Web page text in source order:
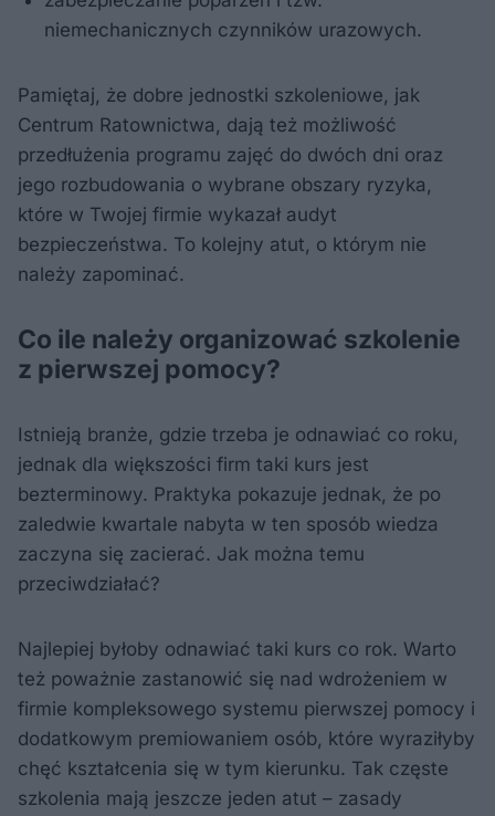
niemechanicznych czynników urazowych.
Pamiętaj, że dobre jednostki szkoleniowe, jak
Centrum Ratownictwa, dają też możliwość
przedłużenia programu zajęć do dwóch dni oraz
jego rozbudowania o wybrane obszary ryzyka,
które w Twojej firmie wykazał audyt
bezpieczeństwa. To kolejny atut, o którym nie
należy zapominać.
Co ile należy organizować szkolenie
z pierwszej pomocy?
Istnieją branże, gdzie trzeba je odnawiać co roku,
jednak dla większości firm taki kurs jest
bezterminowy. Praktyka pokazuje jednak, że po
zaledwie kwartale nabyta w ten sposób wiedza
zaczyna się zacierać. Jak można temu
przeciwdziałać?
Najlepiej byłoby odnawiać taki kurs co rok. Warto
też poważnie zastanowić się nad wdrożeniem w
firmie kompleksowego systemu pierwszej pomocy i
dodatkowym premiowaniem osób, które wyraziłyby
chęć kształcenia się w tym kierunku. Tak częste
szkolenia mają jeszcze jeden atut – zasady